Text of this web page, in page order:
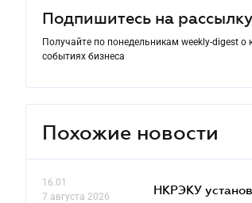
Подпишитесь на рассылку
Получайте по понедельникам weekly-digest о
событиях бизнеса
Похожие новости
16.01
7 августа 2026
НКРЭКУ